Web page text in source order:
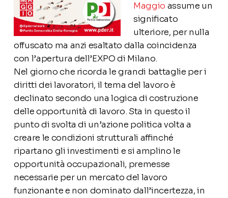
Maggio assume un
significato
ulteriore, per nulla
offuscato ma anzi esaltato dalla coincidenza
con l’apertura dell’EXPO di Milano.
Nel giorno che ricorda le grandi battaglie per i
diritti dei lavoratori, il tema del lavoro è
declinato secondo una logica di costruzione
delle opportunità di lavoro. Sta in questo il
punto di svolta di un’azione politica volta a
creare le condizioni strutturali affinché
ripartano gli investimenti e si amplino le
opportunità occupazionali, premesse
necessarie per un mercato del lavoro
funzionante e non dominato dall’incertezza, in